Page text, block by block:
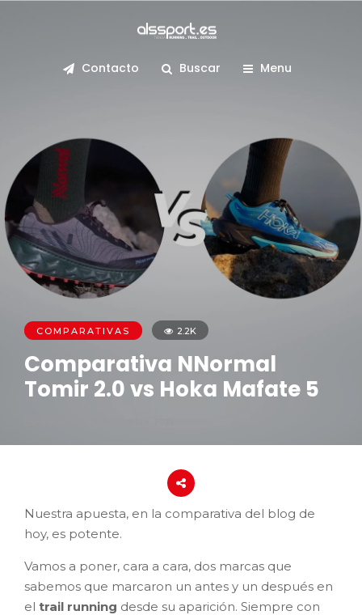
Contacto Buscar Menu
COMPARATIVAS 2.2K
Comparativa NNormal
Tomir 2.0 vs Hoka Mafate 5
Nuestra apuesta, en la comparativa del blog de
hoy, es potente.
Vamos a poner, cara a cara, dos marcas que
sabemos que marcaron un antes y un después en
el trail running desde su aparición. Siempre con